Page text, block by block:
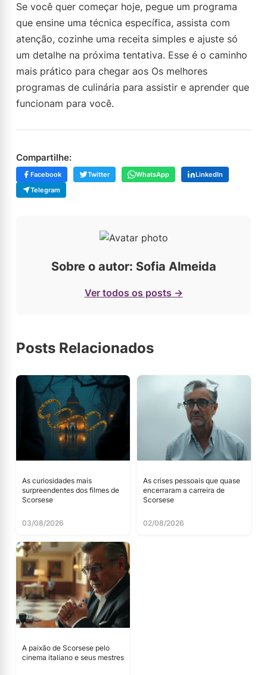
Se você quer começar hoje, pegue um programa
que ensine uma técnica específica, assista com
atenção, cozinhe uma receita simples e ajuste só
um detalhe na próxima tentativa. Esse é o caminho
mais prático para chegar aos Os melhores
programas de culinária para assistir e aprender que
funcionam para você.
Compartilhe:
Facebook Twitter WhatsApp
LinkedIn
Telegram
Sobre o autor: Sofia Almeida
Ver todos os posts →
Posts Relacionados
As curiosidades mais
surpreendentes dos filmes de
Scorsese
03/08/2026
As crises pessoais que quase
encerraram a carreira de
Scorsese
02/08/2026
A paixão de Scorsese pelo
cinema italiano e seus mestres